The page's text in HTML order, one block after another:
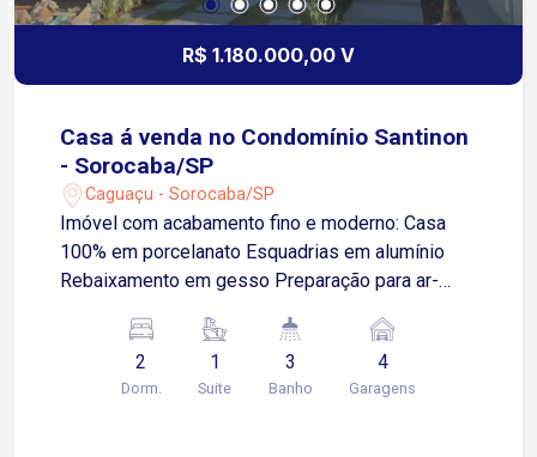
R$ 1.180.000,00 V
Casa á venda no Condomínio Santinon
- Sorocaba/SP
Caguaçu - Sorocaba/SP
Imóvel com acabamento fino e moderno: Casa
100% em porcelanato Esquadrias em alumínio
Rebaixamento em gesso Preparação para ar-
Sala de estar ampla Sala de jantar integrada
Cozinha espaçosa Pavimento superior: Suíte
master com closet e persiana automatizada Sala
2
Dorm.
1
Suite
3
Banho
4
Garagens